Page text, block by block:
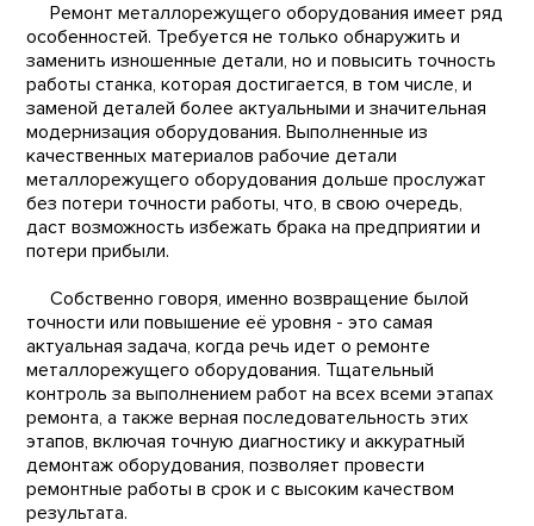
Ремонт металлорежущего оборудования имеет ряд
особенностей. Требуется не только обнаружить и
заменить изношенные детали, но и повысить точность
работы станка, которая достигается, в том числе, и
заменой деталей более актуальными и значительная
модернизация оборудования. Выполненные из
качественных материалов рабочие детали
металлорежущего оборудования дольше прослужат
без потери точности работы, что, в свою очередь,
даст возможность избежать брака на предприятии и
потери прибыли.
Собственно говоря, именно возвращение былой
точности или повышение её уровня - это самая
актуальная задача, когда речь идет о ремонте
металлорежущего оборудования. Тщательный
контроль за выполнением работ на всех всеми этапах
ремонта, а также верная последовательность этих
этапов, включая точную диагностику и аккуратный
демонтаж оборудования, позволяет провести
ремонтные работы в срок и с высоким качеством
результата.